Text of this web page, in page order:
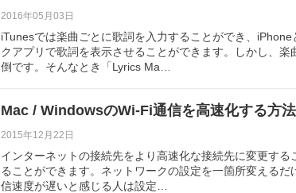
2016年05月03日
iTunesでは楽曲ごとに歌詞を入力することができ、
クアプリで歌詞を表示させることができます。しかし、
倒です。そんなとき「Lyrics Ma…
Mac / WindowsのWi-Fi通信を高速化する方法
2015年12月22日
インターネットの接続先をより高速化な接続先に変更す
ることができます。ネットワークの設定を一箇所変える
信速度が遅いと感じる人は設定…